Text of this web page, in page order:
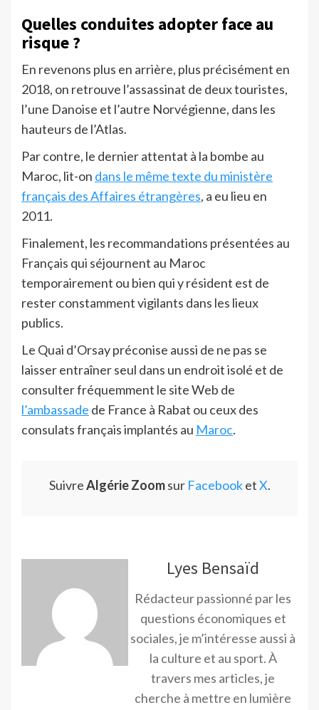
Quelles conduites adopter face au
risque ?
En revenons plus en arrière, plus précisément en
2018, on retrouve l’assassinat de deux touristes,
l’une Danoise et l’autre Norvégienne, dans les
hauteurs de l’Atlas.
Par contre, le dernier attentat à la bombe au
Maroc, lit-on dans le même texte du ministère
français des Affaires étrangères, a eu lieu en
2011.
Finalement, les recommandations présentées au
Français qui séjournent au Maroc
temporairement ou bien qui y résident est de
rester constamment vigilants dans les lieux
publics.
Le Quai d’Orsay préconise aussi de ne pas se
laisser entraîner seul dans un endroit isolé et de
consulter fréquemment le site Web de
l’ambassade de France à Rabat ou ceux des
consulats français implantés au Maroc.
SuivreAlgérie Zoomsur FacebooketX.
Lyes Bensaïd
Rédacteur passionné par les
questions économiques et
sociales, je m’intéresse aussi à
la culture et au sport. À
travers mes articles, je
cherche à mettre en lumière